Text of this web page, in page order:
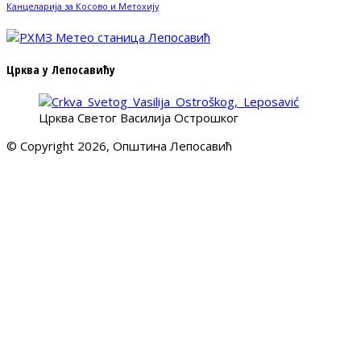
Канцеларија за Косово и Метохију
Црква у Лепосавићу
Црква Светог Василија Острошког
© Copyright 2026, Општина Лепосавић